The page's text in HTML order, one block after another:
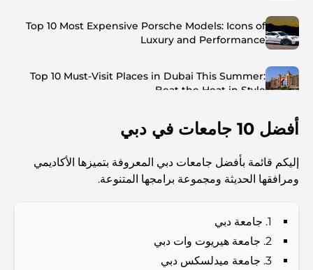
Top 10 Most Expensive Porsche Models: Icons of
Luxury and Performance
Top 10 Must-Visit Places in Dubai This Summer:
Beat the Heat in Style
Top 7 Busiest Airports in the World: Hub of Global
Travel
Abu Dhabi vs Dubai: A Practical Comparison for
Best Schools in Downtown Dubai: A Guide for
Families
أفضل 10 جامعات في دبي
إليكم قائمة بأفضل جامعات دبي المعروفة بتميزها الأكاديمي
ومرافقها الحديثة ومجموعة برامجها المتنوعة.
1. جامعة دبي
2. جامعة هيريوت وات دبي
3. جامعة ميدلسكس دبي